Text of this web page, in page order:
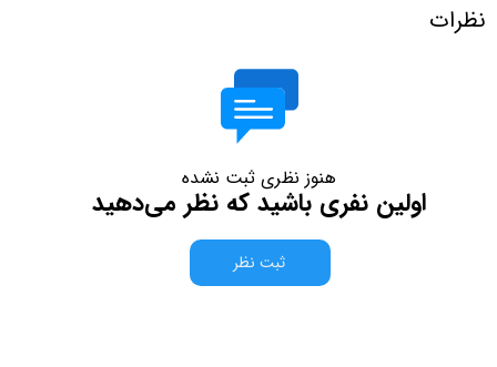
نظرات
هنوز نظری ثبت نشده
اولین نفری باشید که نظر می‌دهید
ثبت نظر